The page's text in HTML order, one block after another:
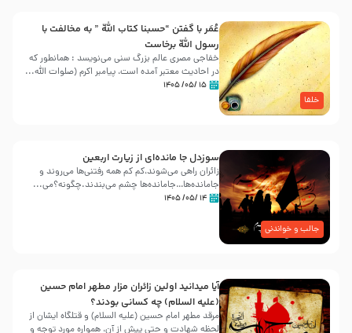
خلفا
عُمَر با گفتن “حسبنا كتاب اللّه ” به مخالفت با
رسول اللّه برخاست
خفاجی مصری عالم بزرگ سنی می‌نویسد : همانطور که
در احادیث معتبر آمده است، پیامبر اکرم (صلوات اللّه...
۱۵ /۰۵/ ۱۴۰۵
جالب و خواندنی
سوزدل جا مانده‌ای از زیارت اربعین
زائران راهی می‌شوند،کم‌ کم همه رفتنی‌ها می‌روند و
جامانده‌ها…جامانده‌ها چشم می‌بندند.چگونه؟می‌...
۱۴ /۰۵/ ۱۴۰۵
آیا میدانید اولین زائران مزار مطهر امام حسین
(علیه السلام) چه کسانی بودند؟
مرقد مطهر امام حسین (علیه السلام) و قتلگاه ایشان از
لحظه شهادت و حتی پیش از آن، همواره مورد توجه و